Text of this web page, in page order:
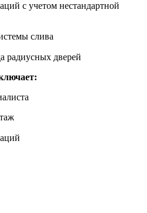
с учетом нестандартной
слива
радиусных дверей